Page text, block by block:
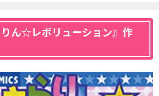
ん☆レボリューション』作